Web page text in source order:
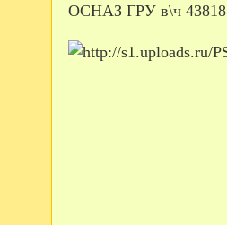
ОСНАЗ ГРУ в\ч 43818